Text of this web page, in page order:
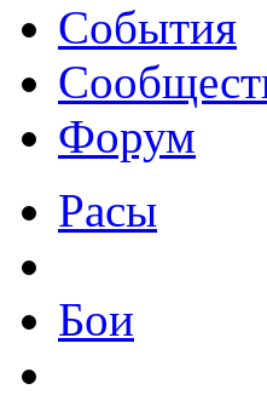
События
Форум
Расы
Бои